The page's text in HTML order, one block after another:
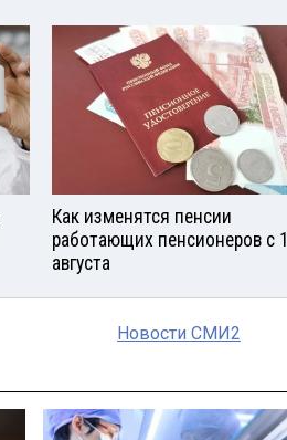
Как изменятся пенсии
работающих пенсионеров с 1
августа
Новости СМИ2